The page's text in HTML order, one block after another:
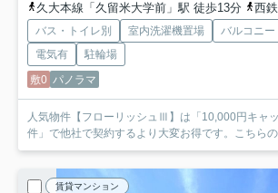
久大本線「久留米大学前」駅 徒歩13分
西鉄大
バス・トイレ別 室内洗濯機置場 バルコニー
電気有
駐輪場
敷0 パノラマ
人気物件【フローリッシュⅢ】は「10,000円キャ
件」で他社で契約するより大変お得です。こちら
賃貸マンション